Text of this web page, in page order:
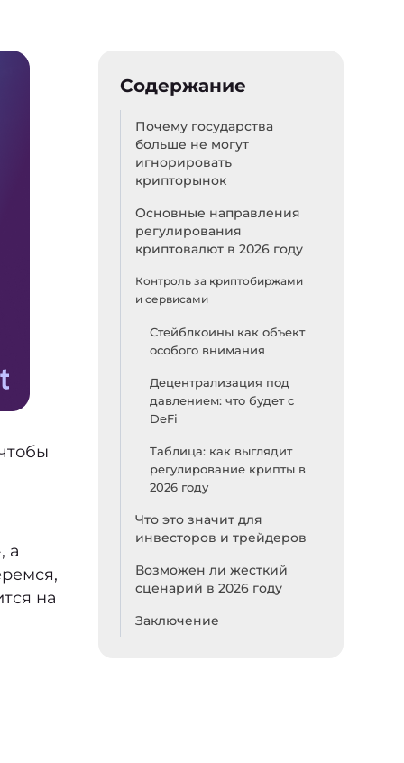
а
на
Содержание
Почему государства
больше не могут
игнорировать
крипторынок
Основные направления
регулирования
криптовалют в 2026 году
Контроль за криптобиржами
и сервисами
Стейблкоины как объект
особого внимания
Децентрализация под
давлением: что будет с
DeFi
Таблица: как выглядит
регулирование крипты в
2026 году
Что это значит для
инвесторов и трейдеров
Возможен ли жесткий
сценарий в 2026 году
Заключение